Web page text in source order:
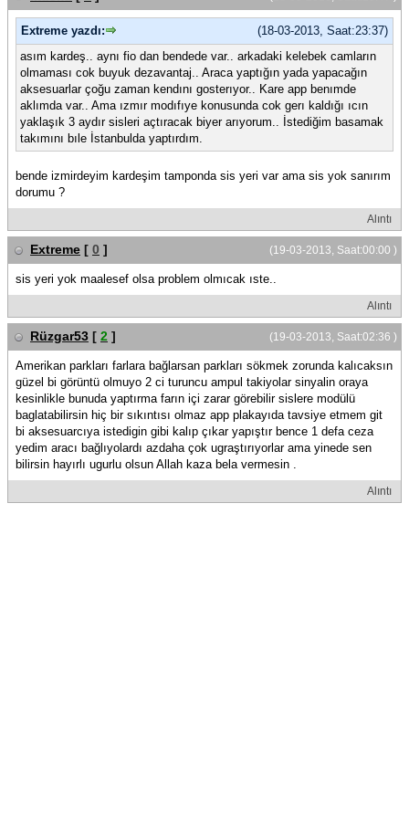
(18-03-2013, Saat:23:37)
Extreme yazdı:
asım kardeş.. aynı fio dan bendede var.. arkadaki kelebek camların
olmaması cok buyuk dezavantaj.. Araca yaptığın yada yapacağın
aksesuarlar çoğu zaman kendını gosterıyor.. Kare app benımde
aklımda var.. Ama ızmır modıfıye konusunda cok gerı kaldığı ıcın
yaklaşık 3 aydır sisleri açtıracak biyer arıyorum.. İstediğim basamak
takımını bıle İstanbulda yaptırdım.
bende izmirdeyim kardeşim tamponda sis yeri var ama sis yok sanırım
dorumu ?
Alıntı
(19-03-2013, Saat:00:00 )
Extreme [ 0 ]
sis yeri yok maalesef olsa problem olmıcak ıste..
Alıntı
(19-03-2013, Saat:02:36 )
Rüzgar53 [ 2 ]
Amerikan parkları farlara bağlarsan parkları sökmek zorunda kalıcaksın
güzel bi görüntü olmuyo 2 ci turuncu ampul takiyolar sinyalin oraya
kesinlikle bunuda yaptırma farın içi zarar görebilir sislere modülü
baglatabilirsin hiç bir sıkıntısı olmaz app plakayıda tavsiye etmem git
bi aksesuarcıya istedigin gibi kalıp çıkar yapıştır bence 1 defa ceza
yedim aracı bağlıyolardı azdaha çok ugraştırıyorlar ama yinede sen
bilirsin hayırlı ugurlu olsun Allah kaza bela vermesin .
Alıntı